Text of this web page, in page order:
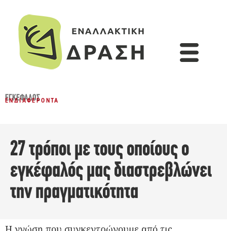
ΕΓΚΈΦΑΛΟΣ
ΕΝΔΙΑΦΈΡΟΝΤΑ
27 τρόποι με τους οποίους ο
εγκέφαλός μας διαστρεβλώνει
την πραγματικότητα